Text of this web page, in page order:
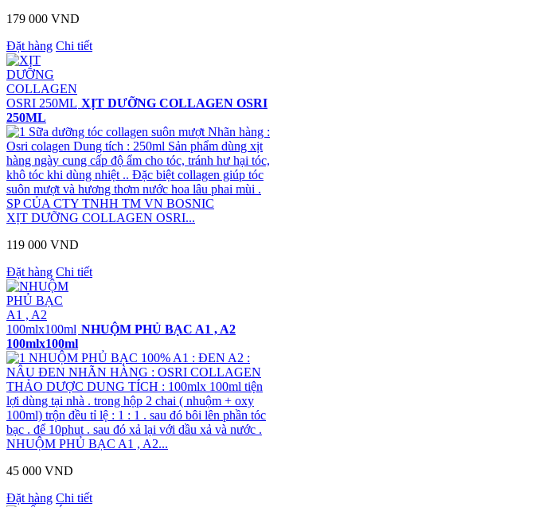
179 000 VND
Đặt hàng Chi tiết
XỊT DƯỠNG COLLAGEN OSRI
250ML
Sữa dưỡng tóc collagen suôn mượt Nhãn hàng :
Osri colagen Dung tích : 250ml Sản phẩm dùng xịt
hàng ngày cung cấp độ ẩm cho tóc, tránh hư hại tóc,
khô tóc khi dùng nhiệt .. Đặc biệt collagen giúp tóc
suôn mượt và hương thơm nước hoa lâu phai mùi .
SP CỦA CTY TNHH TM VN BOSNIC
XỊT DƯỠNG COLLAGEN OSRI...
119 000 VND
Đặt hàng Chi tiết
NHUỘM PHỦ BẠC A1 , A2
100mlx100ml
NHUỘM PHỦ BẠC 100% A1 : ĐEN A2 :
NÂU ĐEN NHÃN HÀNG : OSRI COLLAGEN
THẢO DƯỢC DUNG TÍCH : 100mlx 100ml tiện
lợi dùng tại nhà . trong hộp 2 chai ( nhuộm + oxy
100ml) trộn đều tỉ lệ : 1 : 1 . sau đó bôi lên phần tóc
bạc . để 10phut . sau đó xả lại với dầu xả và nước .
NHUỘM PHỦ BẠC A1 , A2...
45 000 VND
Đặt hàng Chi tiết